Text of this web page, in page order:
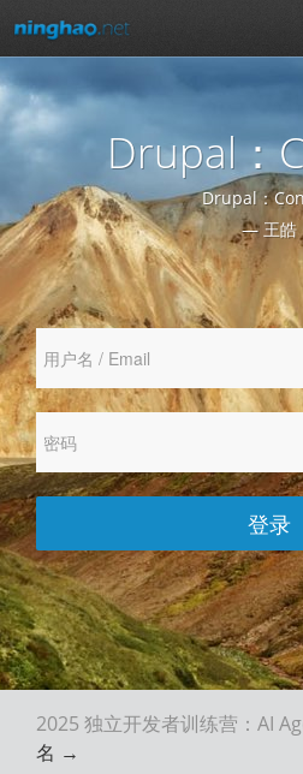
学习
登录
注册
登录
Drupal：
Drupal：
— 王皓
2025 独立开发者训练营：AI
名 →